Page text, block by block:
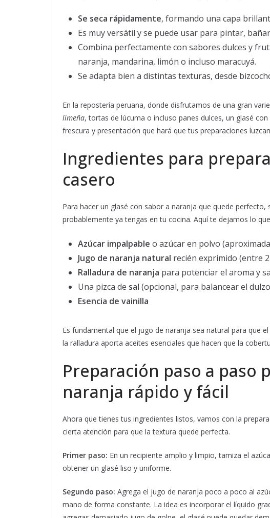
Se seca rápidamente, formando una capa
Es muy versátil y se puede usar para pintar,
Combina perfectamente con sabores dulces y
naranja, mandarina, limón o incluso maracuyá.
Se adapta bien a distintas texturas, desde
En la repostería peruana, donde disfrutamos de una gran
limeña, tortas de lúcuma o incluso panes dulces, un glasé
frescura y presentación que hará que tus preparaciones
Ingredientes para
casero
Para hacer un glasé con sabor a naranja que quede
probablemente ya tengas en tu cocina. Aquí te dejamos lo
Azúcar impalpable o azúcar en polvo
Jugo de naranja natural recién exprimido (entre
Ralladura de naranja para potenciar el aroma y
Una pizca de sal (opcional, para balancear el
Esencia de vainilla
Es fundamental que el jugo de naranja sea natural para que
la ralladura aporta aceites esenciales que hacen que la
Preparación paso a paso
naranja rápido y fácil
Ahora que tienes tus ingredientes listos, vamos con la
cierta atención para que la textura quede perfecta.
Primer paso: En un recipiente amplio y limpio, tamiza el
obtener un glasé liso y uniforme.
Segundo paso: Agrega el jugo de naranja poco a poco al
mano de forma constante. La idea es incorporar el líquido